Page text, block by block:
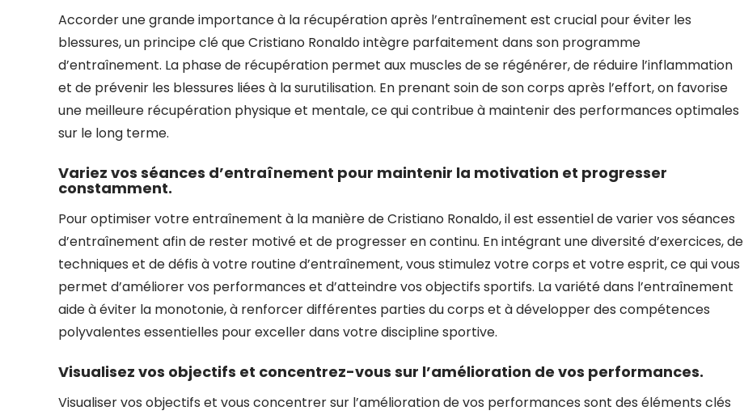
Accorder une grande importance à la récupération après l’entraînement est crucial pour éviter les
blessures, un principe clé que Cristiano Ronaldo intègre parfaitement dans son programme
d’entraînement. La phase de récupération permet aux muscles de se régénérer, de réduire l’inflammation
et de prévenir les blessures liées à la surutilisation. En prenant soin de son corps après l’effort, on favorise
une meilleure récupération physique et mentale, ce qui contribue à maintenir des performances optimales
sur le long terme.
Variez vos séances d’entraînement pour maintenir la motivation et progresser
constamment.
Pour optimiser votre entraînement à la manière de Cristiano Ronaldo, il est essentiel de varier vos séances
d’entraînement afin de rester motivé et de progresser en continu. En intégrant une diversité d’exercices, de
techniques et de défis à votre routine d’entraînement, vous stimulez votre corps et votre esprit, ce qui vous
permet d’améliorer vos performances et d’atteindre vos objectifs sportifs. La variété dans l’entraînement
aide à éviter la monotonie, à renforcer différentes parties du corps et à développer des compétences
polyvalentes essentielles pour exceller dans votre discipline sportive.
Visualisez vos objectifs et concentrez-vous sur l’amélioration de vos performances.
Visualiser vos objectifs et vous concentrer sur l’amélioration de vos performances sont des éléments clés